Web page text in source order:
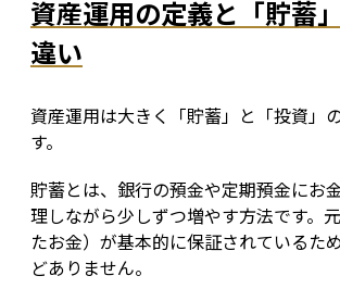
資産運用の定義と「貯蓄
違い
資産運用は大きく「貯蓄」と「投資」
す。
貯蓄とは、銀行の預金や定期預金にお
理しながら少しずつ増やす方法です。
たお金）が基本的に保証されているた
どありません。